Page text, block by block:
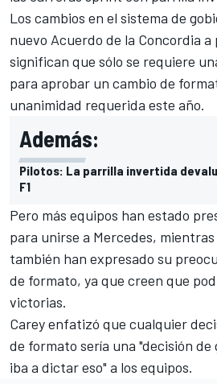
Los cambios en el sistema de
nuevo Acuerdo de la Concordia a
significan que sólo se requiere
para aprobar un cambio de
unanimidad requerida este año.
Además:
Pilotos: La parrilla invertida
F1
Pero más equipos han estado
para unirse a Mercedes,
también han expresado su
de formato, ya que creen que
victorias.
Carey enfatizó que cualquier
de formato sería una "decisión de
iba a dictar eso" a los equipos.